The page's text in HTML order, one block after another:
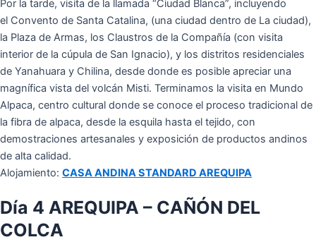
Por la tarde, visita de la llamada “Ciudad Blanca”, incluyendo
el Convento de Santa Catalina, (una ciudad dentro de La ciudad),
la Plaza de Armas, los Claustros de la Compañía (con visita
interior de la cúpula de San Ignacio), y los distritos residenciales
de Yanahuara y Chilina, desde donde es posible apreciar una
magnífica vista del volcán Misti. Terminamos la visita en Mundo
Alpaca, centro cultural donde se conoce el proceso tradicional de
la fibra de alpaca, desde la esquila hasta el tejido, con
demostraciones artesanales y exposición de productos andinos
de alta calidad.
Alojamiento: CASA ANDINA STANDARD AREQUIPA
Día 4 AREQUIPA – CAÑÓN DEL
COLCA